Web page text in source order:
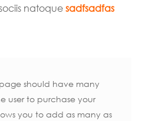
natoquesadfsadfas
should have many
user to purchase your
you to add as many as